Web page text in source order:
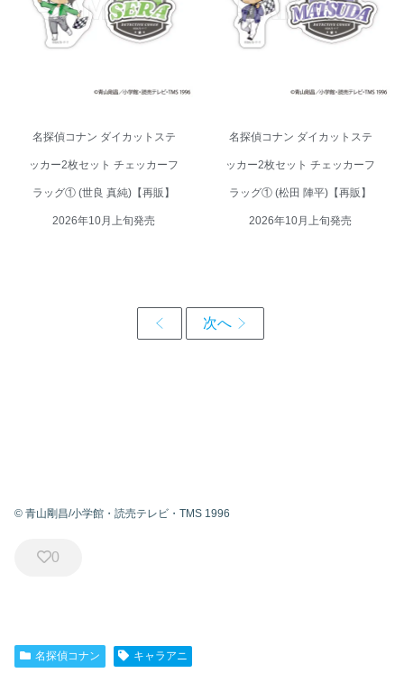
グ① (世良 真純)【再販】 2026年
10月上旬発売
名探偵コナン ダイカットステ
ッカー2枚セット チェッカーフ
ラッグ① (世良 真純)【再販】
2026年10月上旬発売
グ① (松田 陣平)【再販】 2026年
10月上旬発売
名探偵コナン ダイカットステ
ッカー2枚セット チェッカーフ
ラッグ① (松田 陣平)【再販】
2026年10月上旬発売
© 青山剛昌/小学館・読売テレビ・TMS 1996
0
名探偵コナン キャラアニ